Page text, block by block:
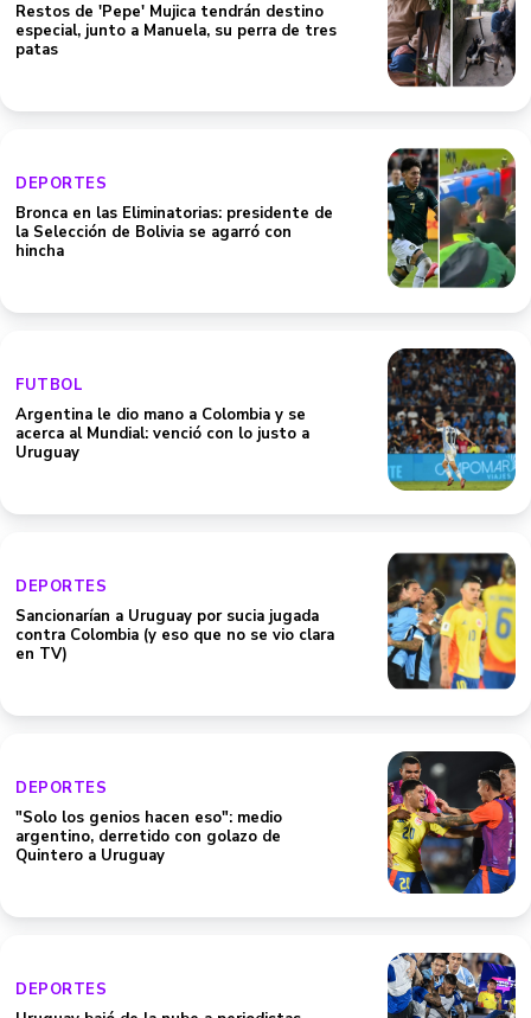
Restos de 'Pepe' Mujica tendrán destino
especial, junto a Manuela, su perra de tres
patas
DEPORTES
Bronca en las Eliminatorias: presidente de
la Selección de Bolivia se agarró con
hincha
FUTBOL
Argentina le dio mano a Colombia y se
acerca al Mundial: venció con lo justo a
Uruguay
DEPORTES
Sancionarían a Uruguay por sucia jugada
contra Colombia (y eso que no se vio clara
en TV)
DEPORTES
"Solo los genios hacen eso": medio
argentino, derretido con golazo de
Quintero a Uruguay
DEPORTES